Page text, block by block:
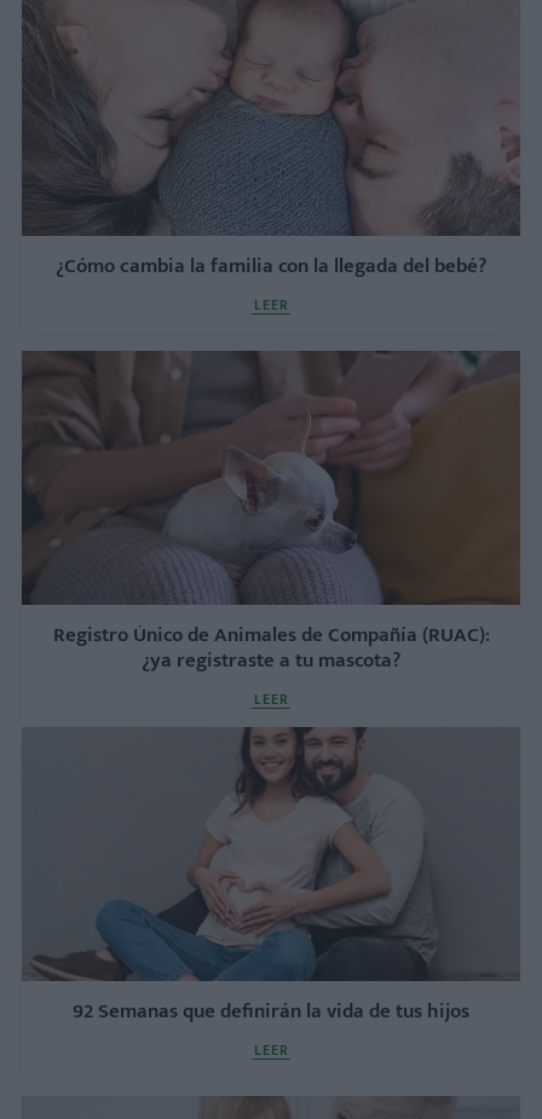
¿Cómo cambia la familia con la llegada del bebé?
LEER
Registro Único de Animales de Compañía (RUAC):
¿ya registraste a tu mascota?
LEER
92 Semanas que definirán la vida de tus hijos
LEER